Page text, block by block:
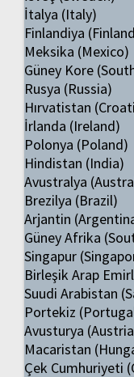
İtalya (Italy)
Finlandiya
Meksika (Mexico)
Güney Kore
Rusya (Russia)
Hırvatistan
İrlanda (Ireland)
Polonya (Poland)
Hindistan (India)
Avustralya
Brezilya (Brazil)
Arjantin
Güney Afrika
Singapur
Birleşik Arap
Suudi Arabistan
Portekiz
Avusturya
Macaristan
Çek Cumhuriyeti